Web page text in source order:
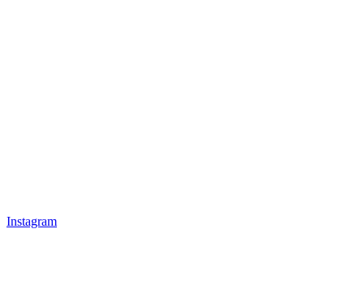
Instagram